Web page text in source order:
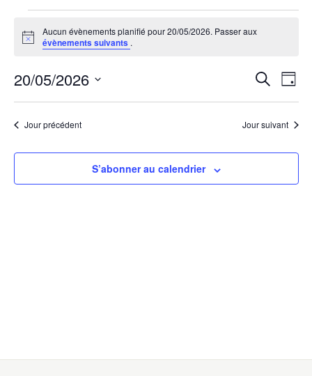
for
Notice
Aucun évènements planifié pour 20/05/2026. Passer aux
évènements suivants .
et
de
Jour
20/05/2026
Sélectionnez
uneJour précédent Jour suivant
S’abonner au calendrier